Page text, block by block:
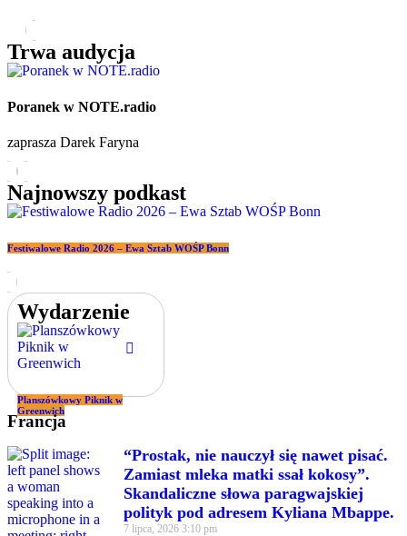
Trwa audycja
Poranek w NOTE.radio
zaprasza Darek Faryna
Najnowszy podkast
Festiwalowe Radio 2026 – Ewa Sztab WOŚP Bonn
Wydarzenie
Planszówkowy Piknik w
Greenwich
Francja
“Prostak, nie nauczył się nawet pisać.
Zamiast mleka matki ssał kokosy”.
Skandaliczne słowa paragwajskiej
polityk pod adresem Kyliana Mbappe.
7 lipca, 2026 3:10 pm